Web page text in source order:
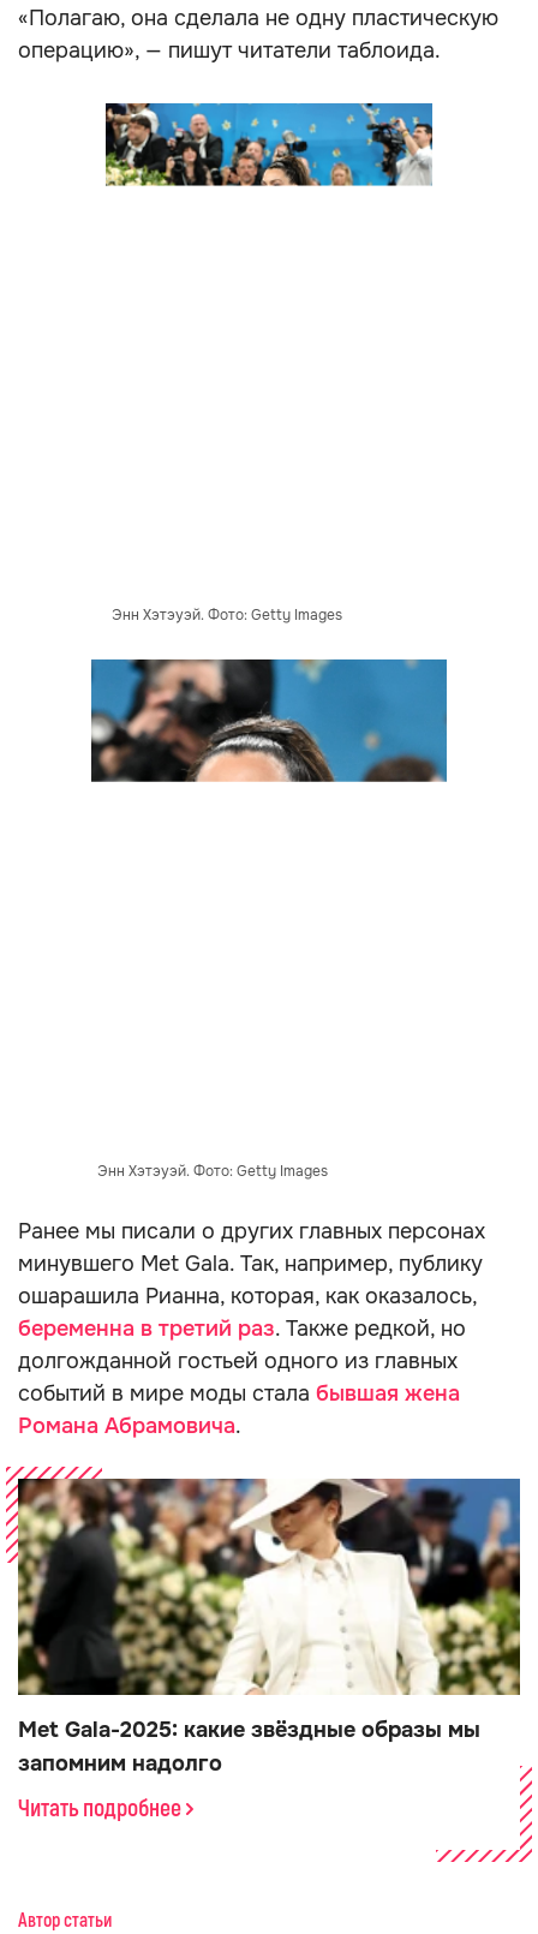
«Полагаю, она сделала не одну пластическую
операцию», — пишут читатели таблоида.
Энн Хэтэуэй. Фото: Getty Images
Энн Хэтэуэй. Фото: Getty Images
Ранее мы писали о других главных персонах
минувшего Met Gala. Так, например, публику
ошарашила Рианна, которая, как оказалось,
беременна в третий раз. Также редкой, но
долгожданной гостьей одного из главных
событий в мире моды стала бывшая жена
Романа Абрамовича.
Met Gala-2025: какие звёздные образы мы
запомним надолго
Читать подробнее
Автор статьи